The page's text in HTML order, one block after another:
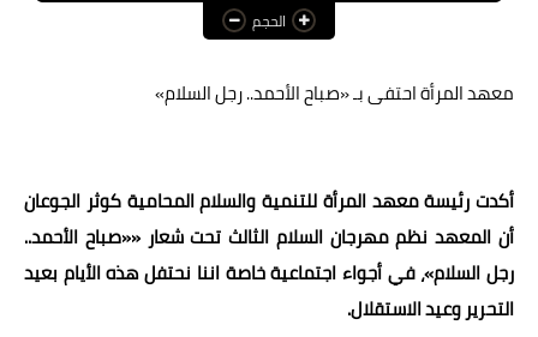
عالم المرأة
فن وثقافة
أخبار عربية
أخبار النجوم
أخبار العالم
الحجم
معهد المرأة احتفى بـ «صباح الأحمد.. رجل السلام»
أكدت رئيسة معهد المرأة للتنمية والسلام المحامية كوثر الجوعان
أن المعهد نظم مهرجان السلام الثالث تحت شعار ««صباح الأحمد..
رجل السلام»، في أجواء اجتماعية خاصة اننا نحتفل هذه الأيام بعيد
التحرير وعيد الاستقلال.